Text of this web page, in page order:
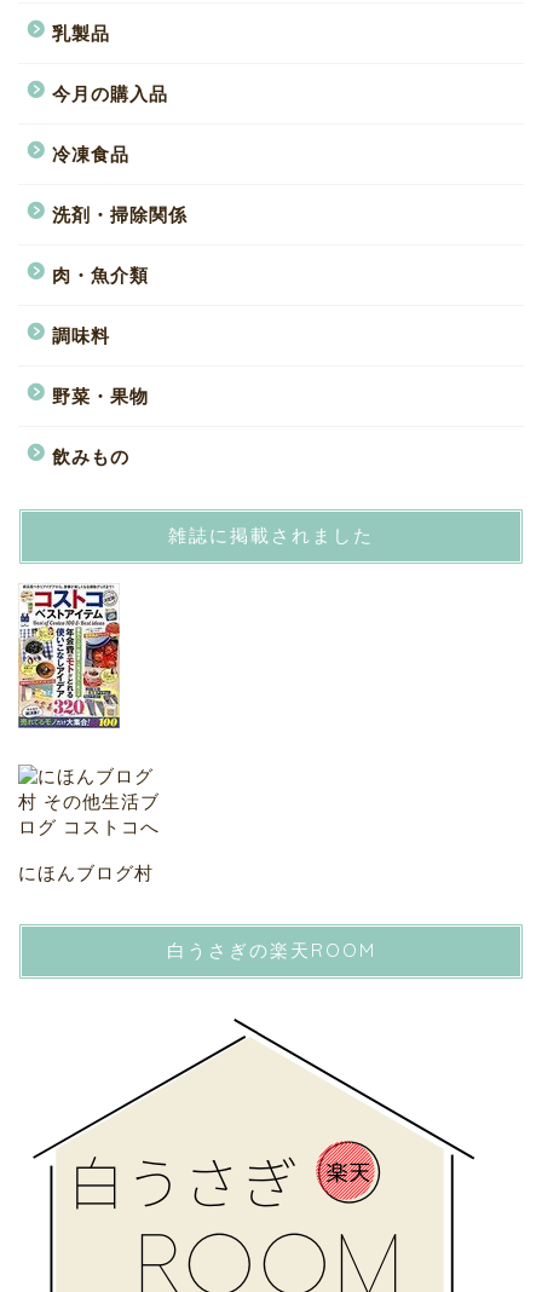
乳製品
今月の購入品
冷凍食品
洗剤・掃除関係
肉・魚介類
調味料
野菜・果物
飲みもの
雑誌に掲載されました
にほんブログ村
白うさぎの楽天ROOM